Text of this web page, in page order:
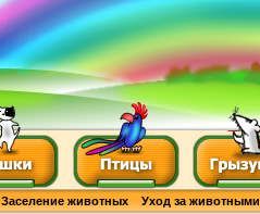
Заселение животных Уход за животными